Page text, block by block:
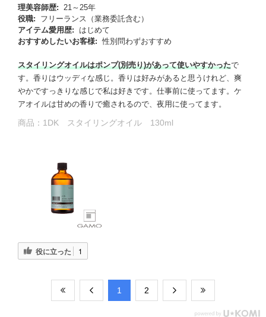
理美容師歴:
21～25年
役職:
フリーランス（業務委託含む）
アイテム愛用歴:
はじめて
おすすめしたいお客様: 性別問わずおすすめ
スタイリングオイルはポンプ(別売り)があって使いやすかったで
す。香りはウッディな感じ。香りは好みがあると思うけれど、爽
やかですっきりな感じで私は好きです。仕事前に使ってます。ケ
アオイルは甘めの香りで癒されるので、夜用に使ってます。
商品： 1DK スタイリングオイル 130ml
役に立った 1
​1 ​2